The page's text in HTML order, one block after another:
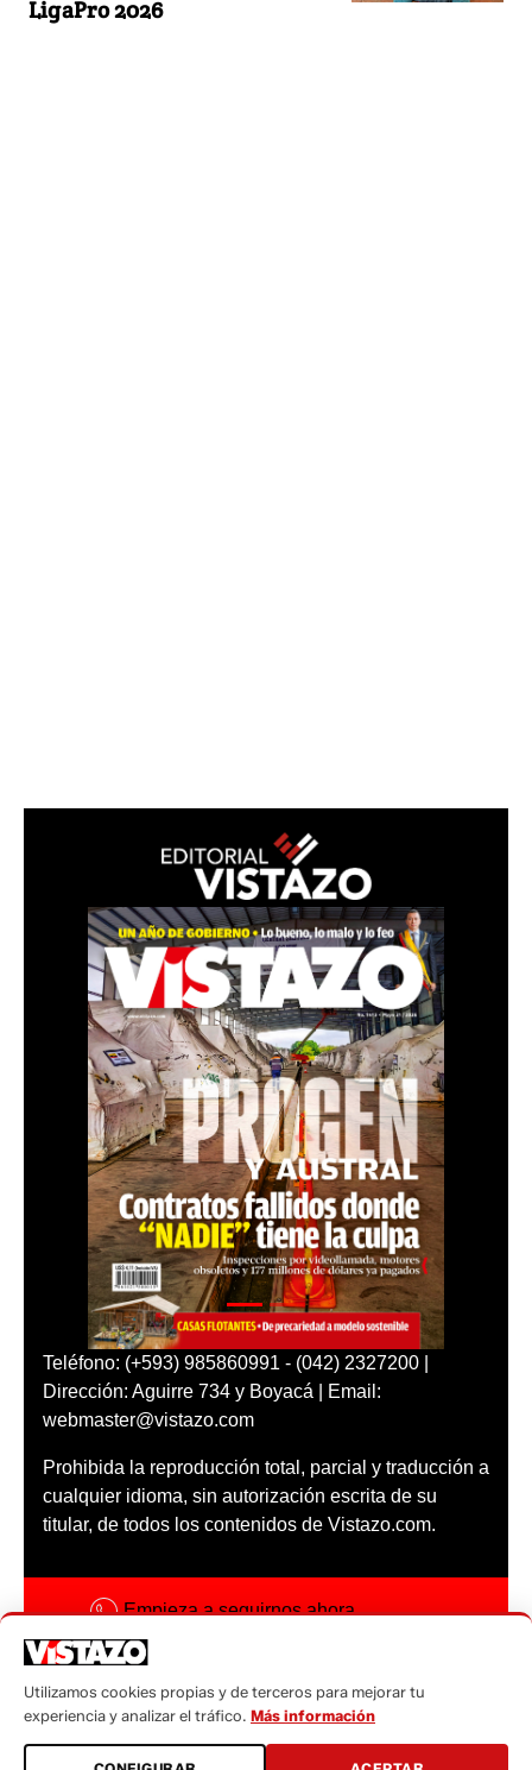
LigaPro 2026
Teléfono: (+593) 985860991 - (042) 2327200 |
Dirección: Aguirre 734 y Boyacá | Email:
webmaster@vistazo.com
Prohibida la reproducción total, parcial y traducción a
cualquier idioma, sin autorización escrita de su
titular, de todos los contenidos de Vistazo.com.
Empieza a seguirnos ahora
Código ética
Sugerencias a:
Utilizamos cookies propias y de terceros para mejorar tu
experiencia y analizar el tráfico. Más información